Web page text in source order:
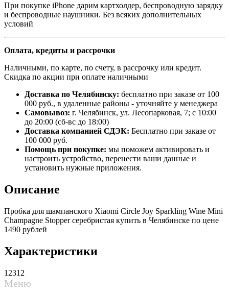
При покупке iPhone дарим картхолдер, беспроводную зарядку
и беспроводные наушники. Без всяких дополнительных
условий
Оплата, кредиты и рассрочки
Наличными, по карте, по счету, в рассрочку или кредит.
Скидка по акции при оплате наличными
Доставка по Челябинску: бесплатно при заказе от 100
000 руб., в удаленные районы - уточняйте у менеджера
Самовывоз: г. Челябинск, ул. Лесопарковая, 7; с 10:00
до 20:00 (сб-вс до 18:00)
Доставка компанией СДЭК: Бесплатно при заказе от
100 000 руб.
Помощь при покупке: мы поможем активировать и
настроить устройство, перенести ваши данные и
установить нужные приложения.
Описание
Пробка для шампанского Xiaomi Circle Joy Sparkling Wine Mini
Champagne Stopper серебристая купить в Челябинске по цене
1490 рублей
Характеристики
12312
Меню